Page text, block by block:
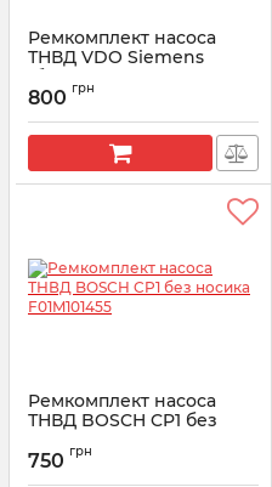
Ремкомплект насоса
ТНВД VDO Siemens
(болти+прокладка+сальник)
| X39800300019Z
Артикул: X39-800-300-019Z
800 грн
Ремкомплект насоса
ТНВД BOSCH CP1 без
Артикул:
750 грн